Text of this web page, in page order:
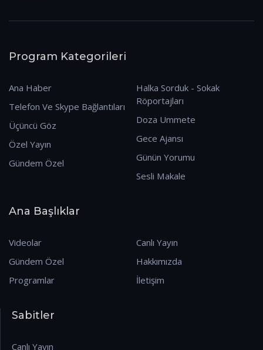
Program Kategorileri
Ana Haber
Telefon Ve Skype Bağlantıları
Üçüncü Göz
Özel Yayın
Gündem Özel
Halka Sorduk - Sokak
Röportajları
Doza Ummete
Gece Ajansı
Günün Yorumu
Sesli Makale
Ana Başlıklar
Videolar
Gündem Özel
Programlar
Canlı Yayın
Hakkımızda
İletişim
Sabitler
Canlı Yayın